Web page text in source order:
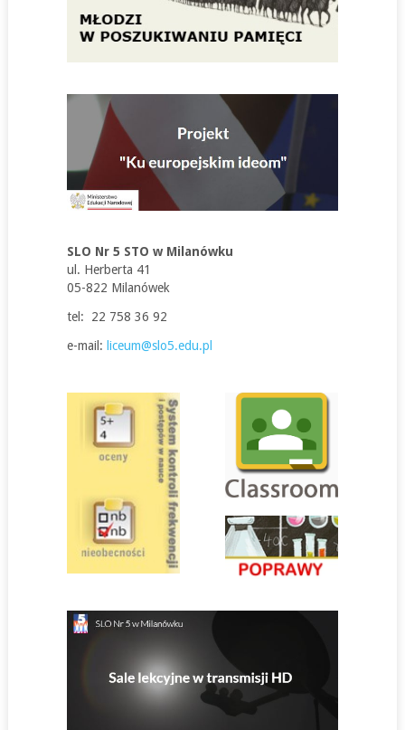
SLO Nr 5 STO w Milanówku
ul. Herberta 41
05-822 Milanówek
tel: 22 758 36 92
e-mail: liceum@slo5.edu.pl